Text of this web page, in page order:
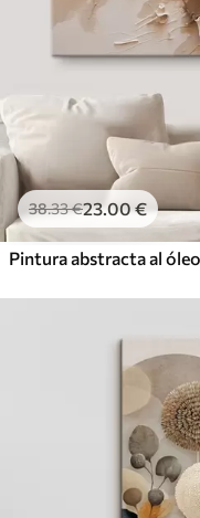
38.33€23.00€
Pintura abstracta al óleo